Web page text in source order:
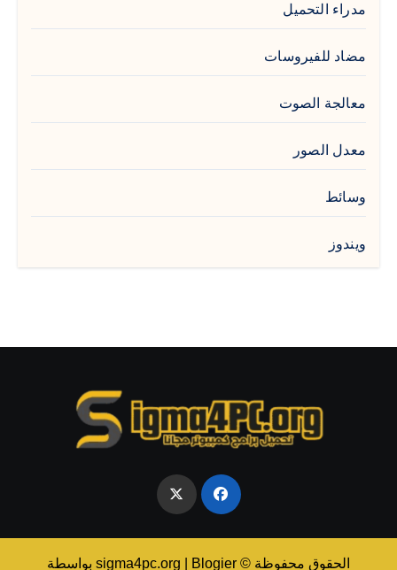
مدراء التحميل
مضاد للفيروسات
معالجة الصوت
معدل الصور
وسائط
ويندوز
الحقوق محفوظة © sigma4pc.org Blogier بواسطة